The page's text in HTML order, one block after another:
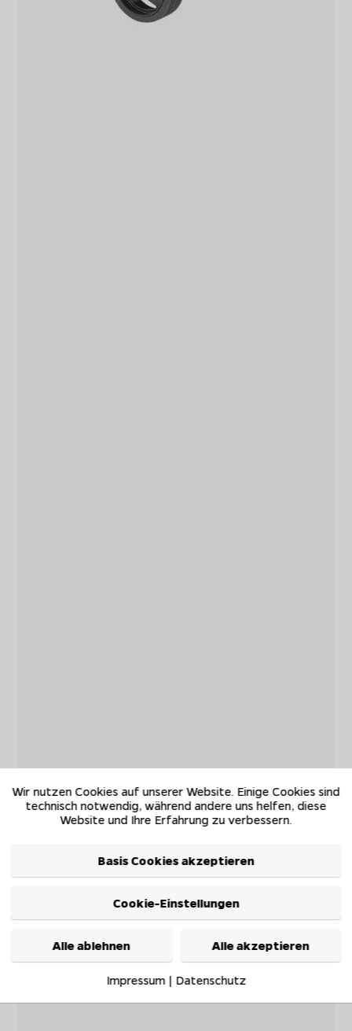
Wir nutzen Cookies auf unserer Website. Einige Cookies sind
technisch notwendig, während andere uns helfen, diese
Website und Ihre Erfahrung zu verbessern.
Basis Cookies akzeptieren
Cookie-Einstellungen
Alle ablehnen Alle akzeptieren
Impressum| Datenschutz